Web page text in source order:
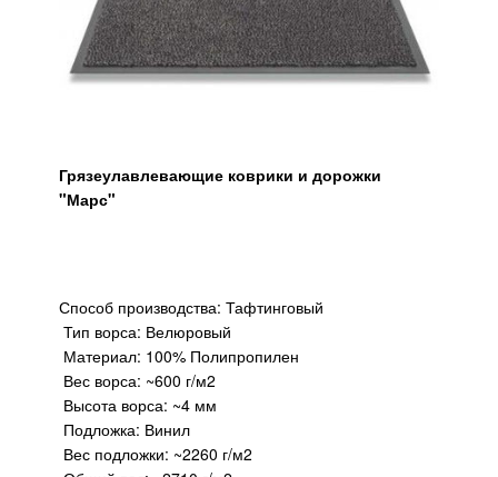
Грязеулавлевающие коврики и дорожки
"Марс"
Способ производства: Тафтинговый
Тип ворса: Велюровый
Материал: 100% Полипропилен
Вес ворса: ~600 г/м2
Высота ворса: ~4 мм
Подложка: Винил
Вес подложки: ~2260 г/м2